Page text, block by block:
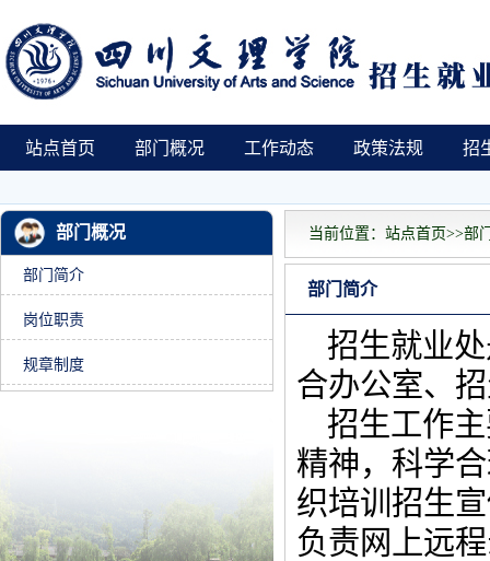
站点首页 部门概况 工作动态 政策法规 招
当前位置：站点首页>>部
部门简介
招生就业
合办公室、
招生工作
精神，科学
织培训招生
负责网上远
部门概况
部门简介
岗位职责
规章制度